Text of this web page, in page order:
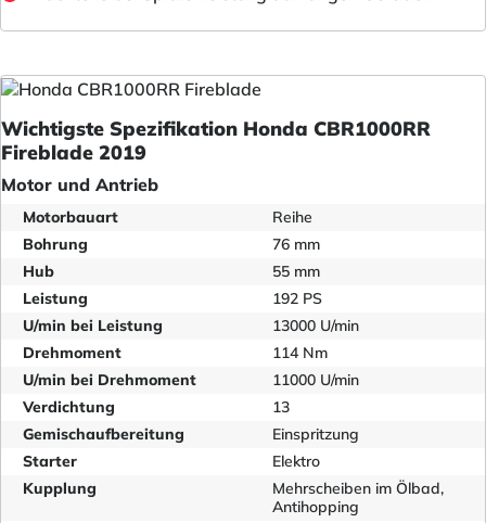
Wichtigste Spezifikation Honda CBR1000RR
Fireblade 2019
Motor und Antrieb
Motorbauart
Reihe
Bohrung
76 mm
Hub
55 mm
Leistung
192 PS
U/min bei Leistung
13000 U/min
Drehmoment
114 Nm
U/min bei Drehmoment
11000 U/min
Verdichtung
13
Gemischaufbereitung
Einspritzung
Starter
Elektro
Kupplung
Mehrscheiben im Ölbad,
Antihopping